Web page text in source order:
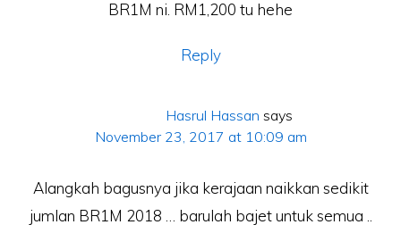
BR1M ni. RM1,200 tu hehe
Reply
Hasrul Hassan says
November 23, 2017 at 10:09 am
Alangkah bagusnya jika kerajaan naikkan sedikit
jumlan BR1M 2018 … barulah bajet untuk semua ..